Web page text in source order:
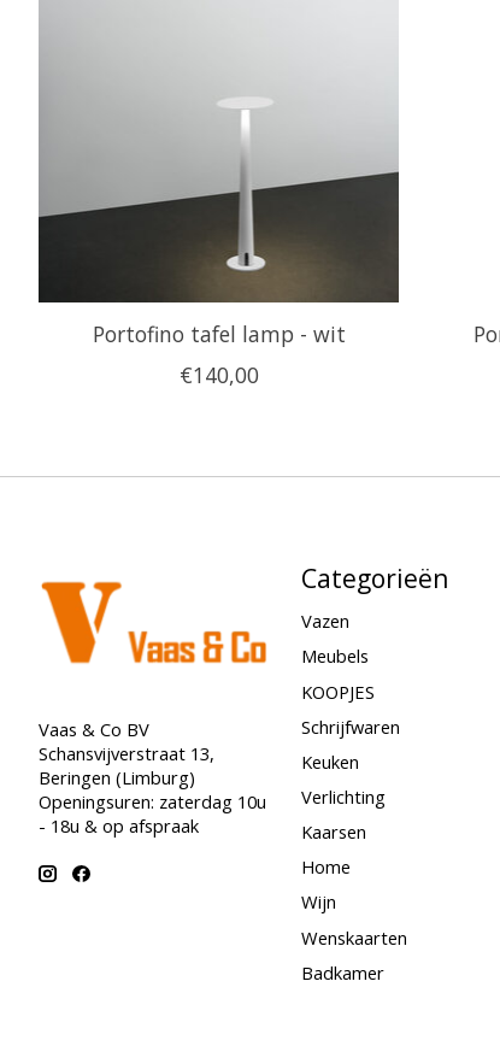
Portofino tafel lamp - wit
€140,00
Vaas & Co BV
Schansvijverstraat 13,
Beringen (Limburg)
Openingsuren: zaterdag 10u
- 18u & op afspraak
Categorieën
Vazen
Meubels
KOOPJES
Schrijfwaren
Keuken
Verlichting
Kaarsen
Home
Wijn
Wenskaarten
Badkamer